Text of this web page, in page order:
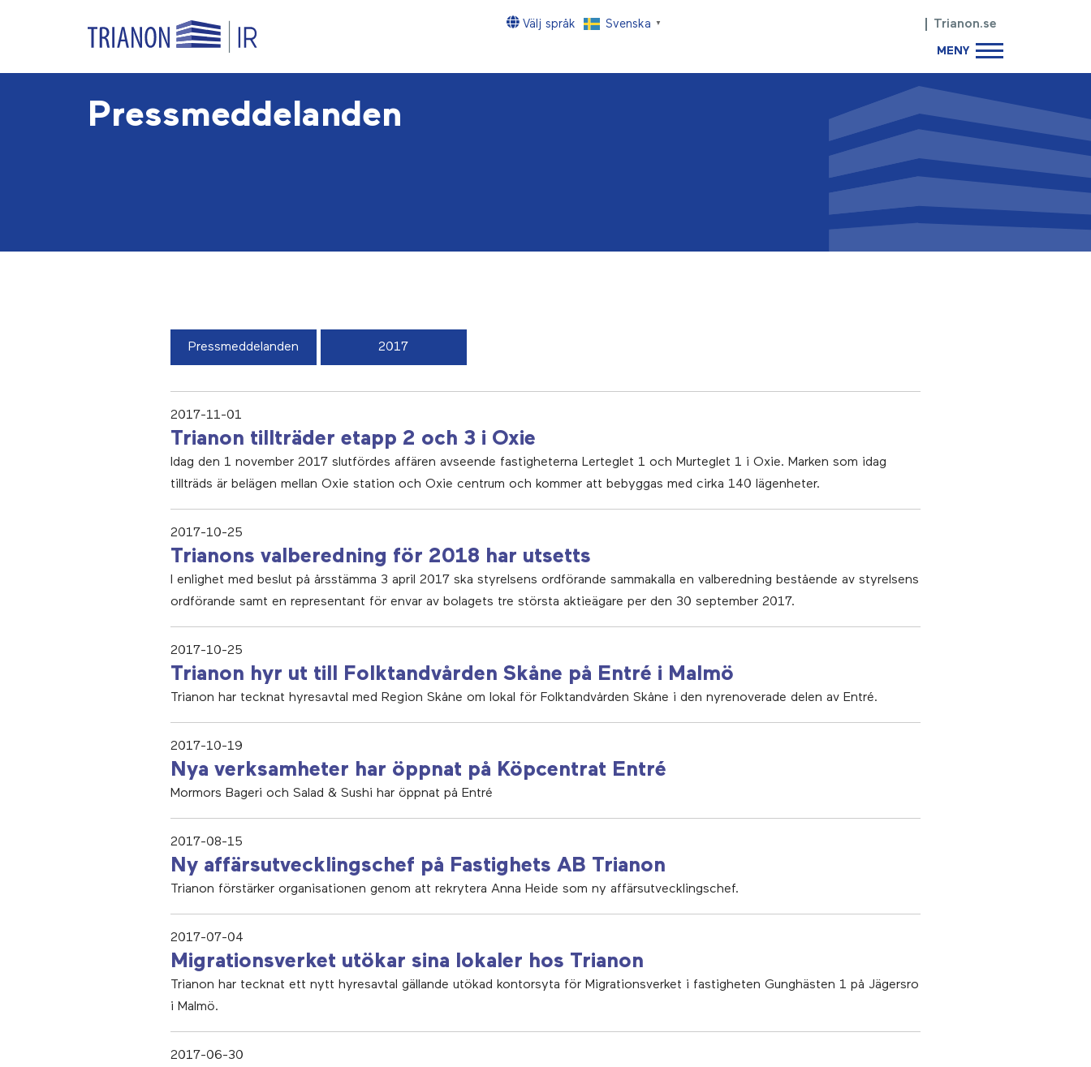
Välj språk Svenska ▼ Trianon.se
MENY
Pressmeddelanden
Pressmeddelanden 2017
2017-11-01
Trianon tillträder etapp 2 och 3 i Oxie
Idag den 1 november 2017 slutfördes affären avseende fastigheterna Lerteglet 1 och Murteglet 1 i Oxie. Marken som idag
tillträds är belägen mellan Oxie station och Oxie centrum och kommer att bebyggas med cirka 140 lägenheter.
2017-10-25
Trianons valberedning för 2018 har utsetts
I enlighet med beslut på årsstämma 3 april 2017 ska styrelsens ordförande sammakalla en valberedning bestående av styrelsens
ordförande samt en representant för envar av bolagets tre största aktieägare per den 30 september 2017.
2017-10-25
Trianon hyr ut till Folktandvården Skåne på Entré i Malmö
Trianon har tecknat hyresavtal med Region Skåne om lokal för Folktandvården Skåne i den nyrenoverade delen av Entré.
2017-10-19
Nya verksamheter har öppnat på Köpcentrat Entré
Mormors Bageri och Salad & Sushi har öppnat på Entré
2017-08-15
Ny affärsutvecklingschef på Fastighets AB Trianon
Trianon förstärker organisationen genom att rekrytera Anna Heide som ny affärsutvecklingschef.
2017-07-04
Migrationsverket utökar sina lokaler hos Trianon
Trianon har tecknat ett nytt hyresavtal gällande utökad kontorsyta för Migrationsverket i fastigheten Gunghästen 1 på Jägersro
i Malmö.
2017-06-30